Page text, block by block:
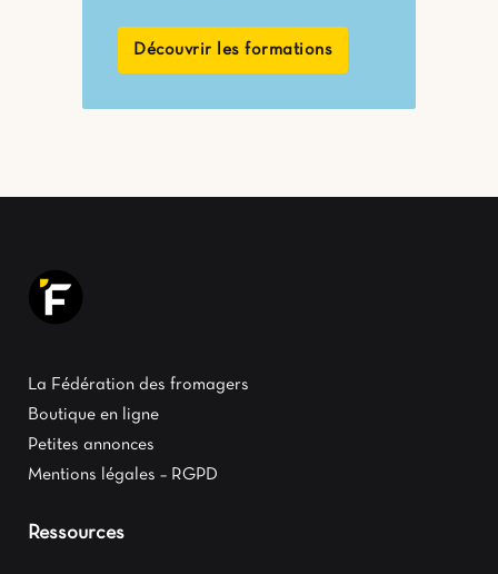
Découvrir les formations
La Fédération des fromagers
Boutique en ligne
Petites annonces
Mentions légales – RGPD
Ressources